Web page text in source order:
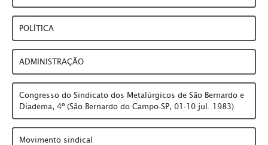
POLÍTICA
ADMINISTRAÇÃO
Congresso do Sindicato dos Metalúrgicos de São Bernardo e
Diadema, 4º (São Bernardo do Campo-SP, 01-10 jul. 1983)
Movimento sindical